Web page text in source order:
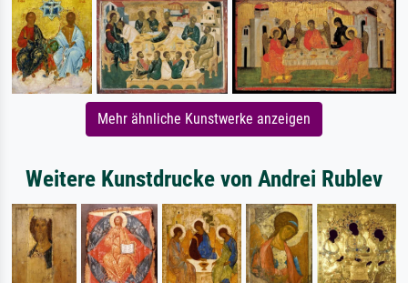
Mehr ähnliche Kunstwerke anzeigen
Weitere Kunstdrucke von Andrei Rublev